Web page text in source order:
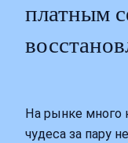
платным
На рынке много
чудеса за пару